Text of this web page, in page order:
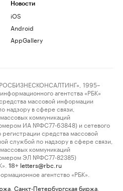
Новости
iOS
Android
AppGallery
1995–
агентства «РБК»
массовой информации
надзору в сфере связи,
коммуникаций
ИА №ФС77-63848) и сетевого
регистрации средства массовой
службой по надзору в сфере связи,
коммуникаций
ЭЛ №ФС77-82385)
18+ letters@rbc.ru
агентство «РБК».
Санкт-Петербургская биржа